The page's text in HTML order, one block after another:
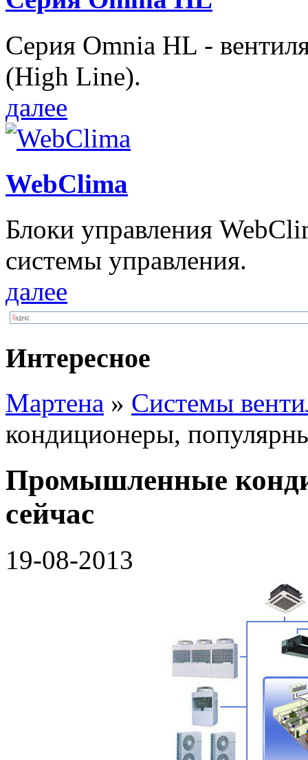
Серия Omnia HL -
(High Line).
далее
WebClima
Блоки упрaвлeния
системы управления.
далее
Интересное
Мартена » Системы
кондиционеры,
Промышленные
сейчас
19-08-2013